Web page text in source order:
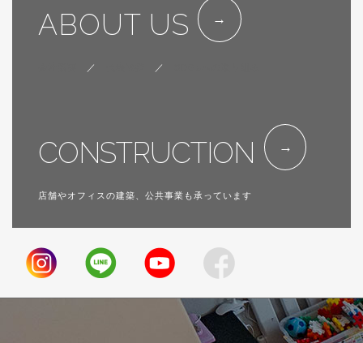
ABOUT US
／ ／
CONSTRUCTION
店舗やオフィスの建築、公共事業も承っています